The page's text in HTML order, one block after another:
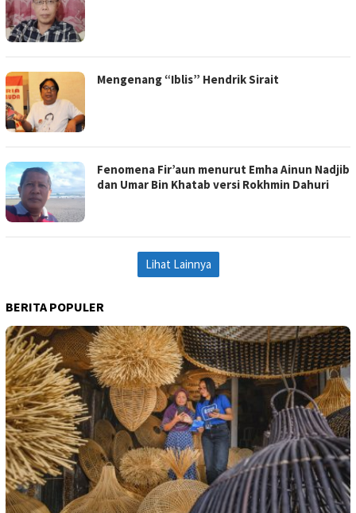
Mengenang “Iblis” Hendrik Sirait
Fenomena Fir’aun menurut Emha Ainun Nadjib
dan Umar Bin Khatab versi Rokhmin Dahuri
Lihat Lainnya
BERITA POPULER